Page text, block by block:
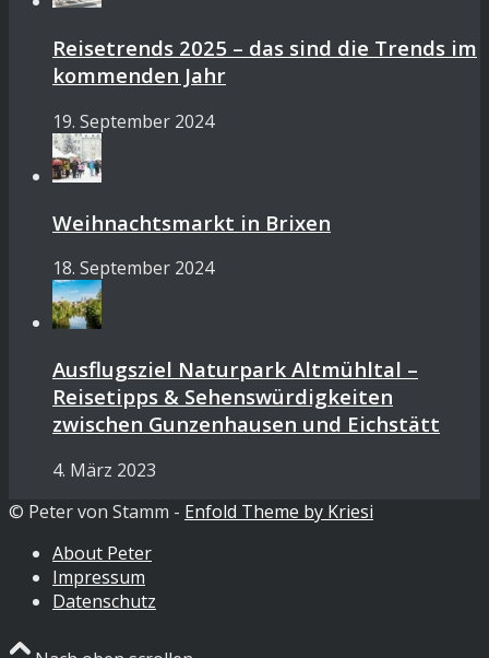
Reisetrends 2025 – das sind die Trends im
kommenden Jahr
19. September 2024
Weihnachtsmarkt in Brixen
18. September 2024
Ausflugsziel Naturpark Altmühltal –
Reisetipps & Sehenswürdigkeiten
zwischen Gunzenhausen und Eichstätt
4. März 2023
© Peter von Stamm - Enfold Theme by Kriesi
About Peter
Impressum
Datenschutz